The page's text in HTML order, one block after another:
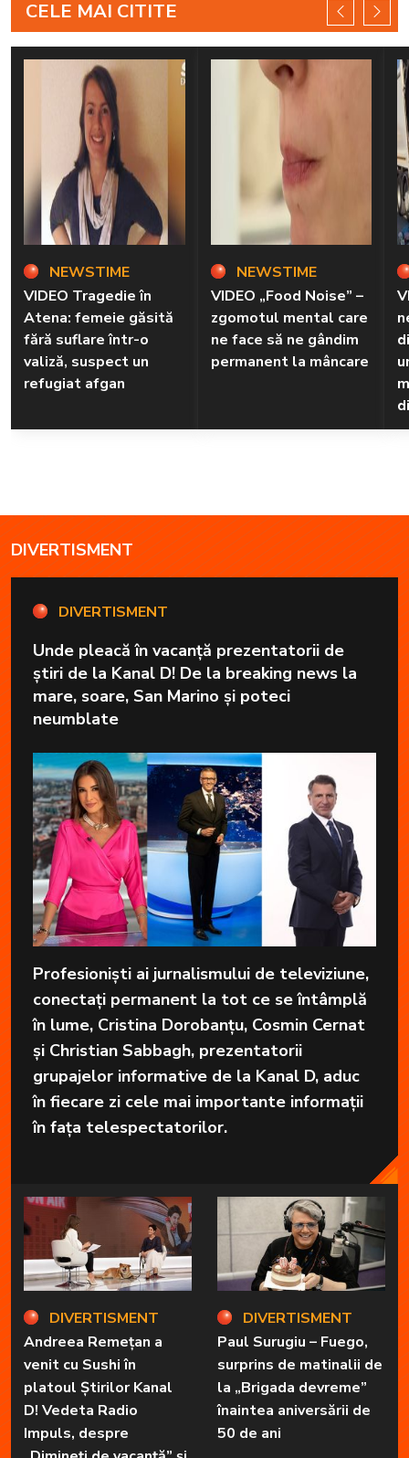
CELE MAI CITITE
NEWSTIME
VIDEO Tragedie în
Atena: femeie găsită
fără suflare într-o
valiză, suspect un
refugiat afgan
NEWSTIME
VIDEO „Food Noise” –
zgomotul mental care
ne face să ne gândim
permanent la mâncare
DIVERTISMENT
DIVERTISMENT
Unde pleacă în vacanță prezentatorii de
știri de la Kanal D! De la breaking news la
mare, soare, San Marino și poteci
neumblate
Profesioniști ai jurnalismului de televiziune,
conectați permanent la tot ce se întâmplă
în lume, Cristina Dorobanțu, Cosmin Cernat
și Christian Sabbagh, prezentatorii
grupajelor informative de la Kanal D, aduc
în fiecare zi cele mai importante informații
în fața telespectatorilor.
DIVERTISMENT
Andreea Remețan a
venit cu Sushi în
platoul Știrilor Kanal
D! Vedeta Radio
Impuls, despre
DIVERTISMENT
Paul Surugiu – Fuego,
surprins de matinalii de
la „Brigada devreme”
înaintea aniversării de
50 de ani